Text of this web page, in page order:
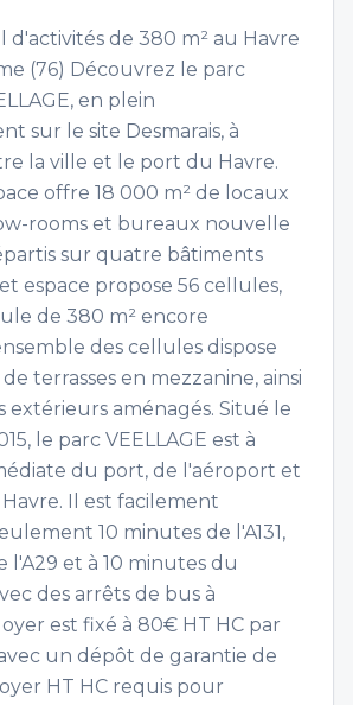
d'activités de 380 m² au Havre
(76) Découvrez le parc
en plein
sur le site Desmarais, à
la ville et le port du Havre.
offre 18 000 m² de locaux
rooms et bureaux nouvelle
sur quatre bâtiments
espace propose 56 cellules,
de 380 m² encore
des cellules dispose
terrasses en mezzanine, ainsi
extérieurs aménagés. Situé le
le parc VEELLAGE est à
du port, de l'aéroport et
Il est facilement
10 minutes de l'A131,
l'A29 et à 10 minutes du
des arrêts de bus à
est fixé à 80€ HT HC par
un dépôt de garantie de
HT HC requis pour